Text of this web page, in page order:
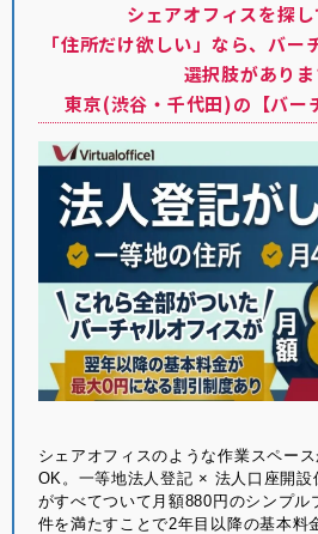
シェアオフィスを探
「住所だけ欲しい」なら、バー
選択肢がありま
東京(渋谷・千代田)の【バー
シェアオフィスのような作業スペー
OK。⼀等地法⼈登記 × 法⼈⼝座開
がすべてついて月額880円のシンプル
件を満たすことで2年目以降の基本料